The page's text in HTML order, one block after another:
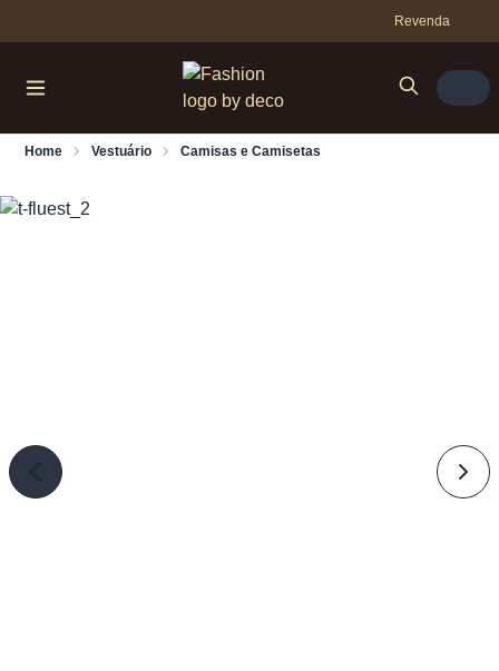
Revenda
Home Vestuário Camisas e Camisetas